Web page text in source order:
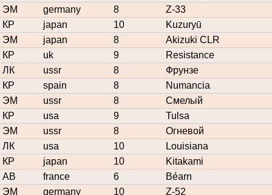
ЭМ
germany 8
Z-33
КР
japan 10
Kuzuryū
ЭМ
japan 8
Akizuki CLR
КР
uk 9
Resistance
ЛК
ussr 8
Фрунзе
КР
spain 8
Numancia
ЭМ
ussr 8
Смелый
КР
usa 9
Tulsa
ЭМ
ussr 8
Огневой
ЛК
usa 10
Louisiana
КР
japan 10
Kitakami
АВ
france 6
Béarn
ЭМ
germany 10
Z-52